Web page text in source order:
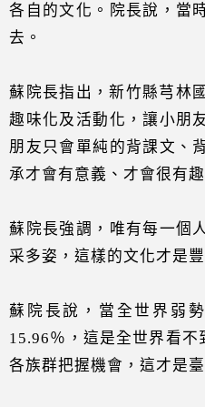
各自的文化。院長說，當
去。
蘇院長指出，新竹縣芎林
趣味化及活動化，讓小朋
朋友只會單純的背課文、
承才會有意義、才會很有趣
蘇院長強調，唯有每一個
采多姿，這樣的文化才是
蘇院長說，當全世界弱
15.96％，這是全世界看不
各族群把握機會，這才是